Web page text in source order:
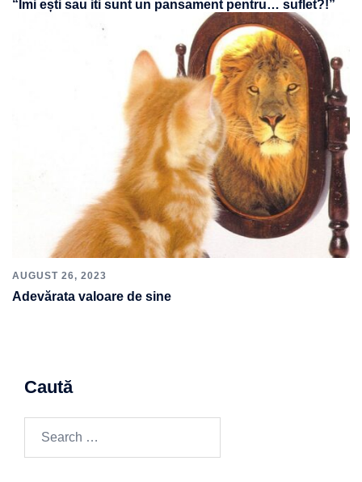
“Imi ești sau iti sunt un pansament pentru… suflet?!”
AUGUST 26, 2023
Adevărata valoare de sine
Caută